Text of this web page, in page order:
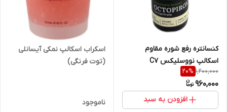
کنسانتره رفع شوره مقاوم
اسکالپ نووسلیکس C7
نوسلیکس کنستانتره
1,200,000
20%
960,000
افزودن به سبد
اسکراب اسکالپ نمکی آیسانلی
(توت فرنگی)
ناموجود